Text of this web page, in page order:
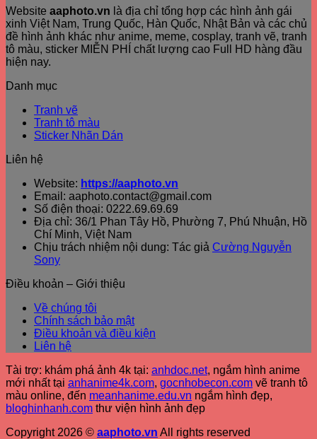
Website aaphoto.vn là địa chỉ tổng hợp các hình ảnh gái
xinh Việt Nam, Trung Quốc, Hàn Quốc, Nhật Bản và các chủ
đề hình ảnh khác như anime, meme, cosplay, tranh vẽ, tranh
tô màu, sticker MIỄN PHÍ chất lượng cao Full HD hàng đầu
hiện nay.
Danh mục
Tranh vẽ
Tranh tô màu
Sticker Nhãn Dán
Liên hệ
Website: https://aaphoto.vn
Email: aaphoto.contact@gmail.com
Số điện thoại: 0222.69.69.69
Địa chỉ: 36/1 Phan Tây Hồ, Phường 7, Phú Nhuận, Hồ
Chí Minh, Việt Nam
Chịu trách nhiệm nội dung: Tác giả Cường Nguyễn
Sony
Điều khoản – Giới thiệu
Về chúng tôi
Chính sách bảo mật
Điều khoản và điều kiện
Liên hệ
Tài trợ: khám phá ảnh 4k tại: anhdoc.net, ngắm hình anime
mới nhất tại anhanime4k.com, gocnhobecon.com vẽ tranh tô
màu online, đến meanhanime.edu.vn ngắm hình đẹp,
bloghinhanh.com thư viện hình ảnh đẹp
Copyright 2026 © aaphoto.vn All rights reserved